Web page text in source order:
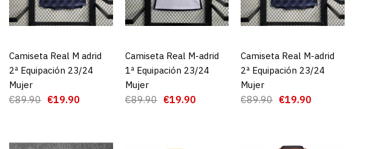
Equipación 2024 Mujer
AGREGAR AL CARRO
Camiseta Real M adrid
2ª Equipación 23/24
Mujer
€89.90 €19.90
AGREGAR AL CARRO
Camiseta Real M-adrid
1ª Equipación 23/24
Mujer
€89.90 €19.90
AGREGAR AL CARRO
Camiseta Real M-adrid
2ª Equipación 23/24
Mujer
€89.90 €19.90